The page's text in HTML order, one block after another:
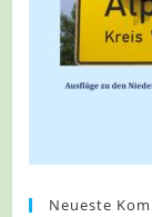
Neueste